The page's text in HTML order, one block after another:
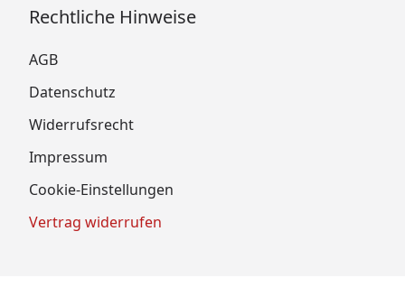
Rechtliche Hinweise
AGB
Datenschutz
Widerrufsrecht
Impressum
Cookie-Einstellungen
Vertrag widerrufen